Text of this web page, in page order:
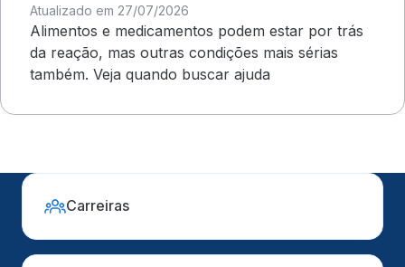
Atualizado em 27/07/2026
Alimentos e medicamentos podem estar por trás
da reação, mas outras condições mais sérias
também. Veja quando buscar ajuda
Carreiras